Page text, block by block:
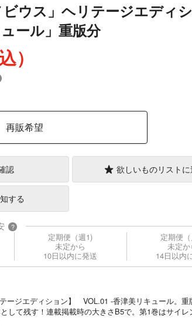
ビウス」ヘリテージエディ
ール」重版分
）
再販希望
認 欲しいものリストに
する
?
定期便（週1)
未定から
10日以内に発送
定期便
未定か
14日以内
ージエディション】 VOL.01 -香津美リキュール。重
して残す！連載掲載時の大きさB5で。第1巻はサイレ